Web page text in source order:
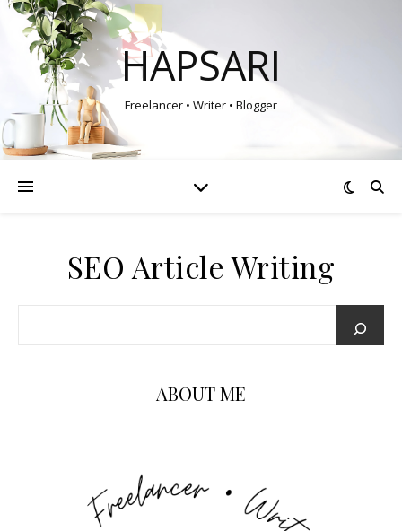
HAPSARI
Freelancer • Writer • Blogger
SEO Article Writing
ABOUT ME